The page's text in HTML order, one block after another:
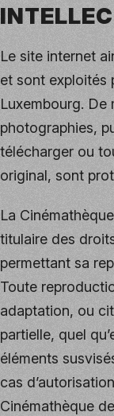
Le site internet
et sont exploités
Luxembourg. De
photographies,
télécharger ou
original, sont
La
titulaire des
permettant sa
Toute
adaptation, ou
partielle, quel
éléments
cas
Cinémathèque